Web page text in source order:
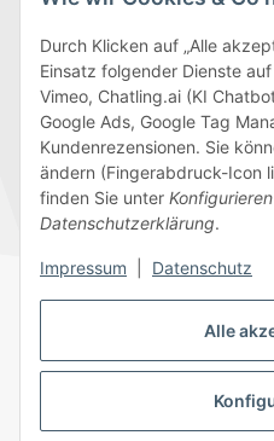
Alle
Durch Klicken auf „Alle
Einsatz folgender Dienste
Vimeo, Chatling.ai (KI
Google Ads, Google Tag
Kundenrezensionen. Sie
ändern (Fingerabdruck-Icon
finden Sie unter Konfigurieren
Datenschutzerklärung.
Impressum Datenschutz
Wir versenden mit
Folge uns
DatenschutzAGB